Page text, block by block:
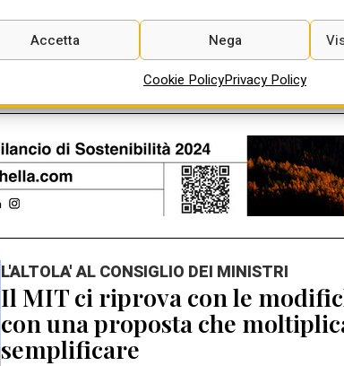
Accetta Nega
Cookie PolicyPrivacy Policy
L'ALTOLA' AL CONSIGLIO DEI MINISTRI
Il MIT ci riprova con le
con una proposta che
semplificare